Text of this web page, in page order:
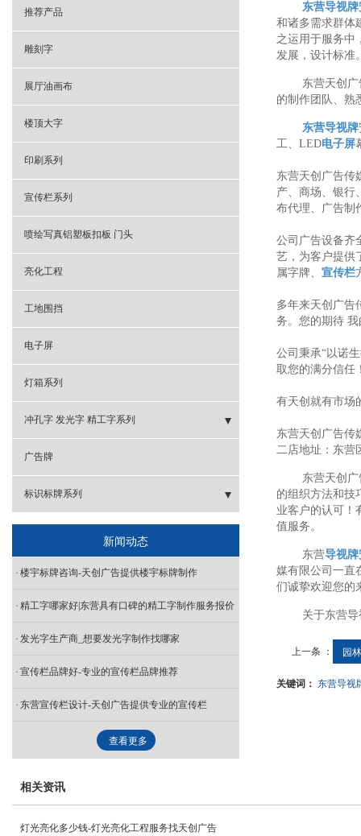
东营导视牌
和诸多需求群体
之运用于服务中
发展，设计标准。
东营天创
的制作团队、熟
东营导视牌
工、LED电子屏
东营天创广告传
产、商场、银行
布代理、广告制
公司广告设备齐
艺，为客户提供
属字牌、 宣传栏
多年来天创广告
务。您的期待 我
公司秉承“以诺
取您的满分信任！
有天创就有市场
东营天创广告传
二店地址：东营
东营天创
的组织方法和技
业客户的认可！
值服务。
东营导视牌
媒有限公司一直
们诚挚欢迎您的
关于东营
上一条 ： 园
关键词： 东营导视
推荐产品
雕刻字
展厅油画布
楼顶大字
印刷系列
宣传栏系列
喷绘写真铝塑板扣板 门头
亮化工程
工地围挡
电子屏
灯箱系列
冲孔字 发光字 精工字系列
- 精工发光字
- 精工字
广告牌
标识标牌系列
- 交通标识
- 导向导视牌
新闻动态
楼宇标牌咨询-天创广告提供楼宇标牌制作
精工字哪家好|东营具有口碑的精工字制作服务报价
发光字生产商_想要发光字制作找哪家
宣传栏品牌好-专业的宣传栏品牌推荐
东营宣传栏设计-天创广告提供专业的宣传栏
查看更多
相关资讯
灯光亮化多少钱-灯光亮化工程服务找天创广告